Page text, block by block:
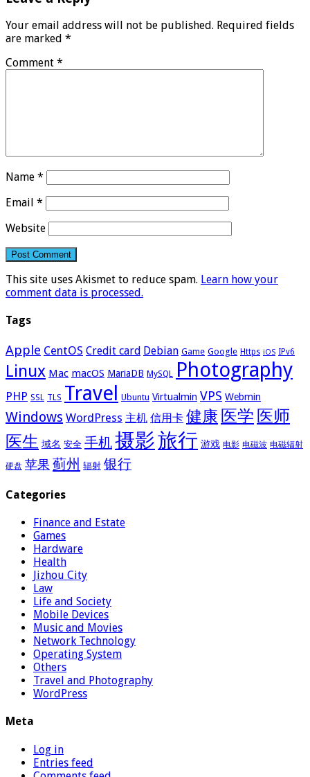
Your email address will not be published. Required fields
are marked *
Comment *
Name *
Email *
Website
This site uses Akismet to reduce spam. Learn how your
comment data is processed.
Tags
Apple CentOS Credit card Debian Game Google Https iOS IPv6
Linux Mac macOS MariaDB MySQL Photography
PHP SSL TLS Travel Ubuntu Virtualmin VPS Webmin
Windows WordPress 主机 信用卡 健康 医学 医师
医生 域名 安全 手机摄影旅行 游戏 电影 电磁波 电磁辐射
硬盘 苹果 蓟州 辐射 银行
Categories
Finance and Estate
Games
Hardware
Health
Jizhou City
Law
Life and Society
Mobile Devices
Music and Movies
Network Technology
Operating System
Others
Travel and Photography
WordPress
Meta
Log in
Entries feed